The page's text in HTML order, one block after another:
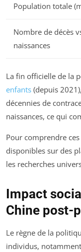
Population totale
Nombre de décès
naissances
La fin officielle de la
enfants (depuis
décennies de
naissances, ce qui
Pour comprendre
disponibles sur des
les recherches
Impact
Chine post-
Le règne de la
individus, notamment